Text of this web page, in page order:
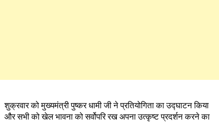
शुक्रवार को मुख्यमंत्री पुष्कर धामी जी ने प्रतियोगिता का उद्घाटन किया
और सभी को खेल भावना को सर्वोपरि रख अपना उत्कृष्ट प्रदर्शन करने का